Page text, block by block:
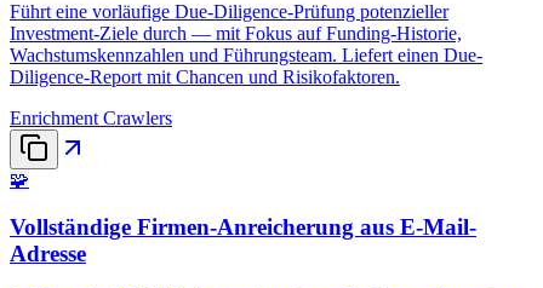
Führt eine vorläufige Due-Diligence-Prüfung potenzieller
Investment-Ziele durch — mit Fokus auf Funding-Historie,
Wachstumskennzahlen und Führungsteam. Liefert einen Due-
Diligence-Report mit Chancen und Risikofaktoren.
Enrichment Crawlers
🧩
Vollständige Firmen-Anreicherung aus E-Mail-
Adresse